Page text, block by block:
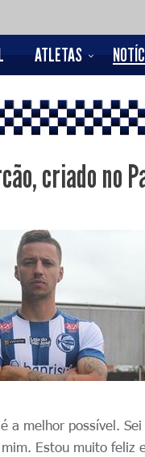
ATLETAS
criado no
a melhor possível.
Estou muito feliz